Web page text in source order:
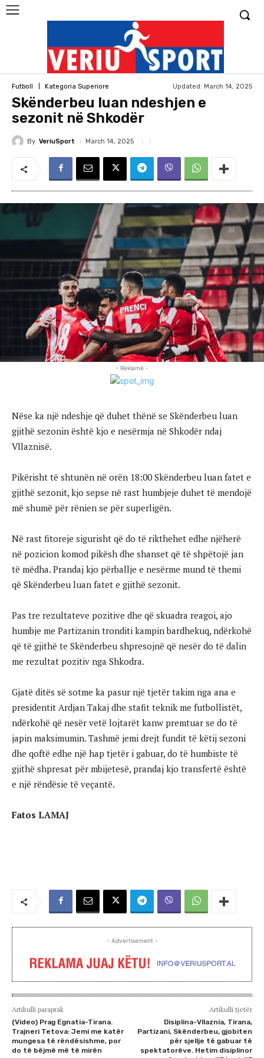
Futboll Kategoria Superiore Updated: March 14, 2025
Skënderbeu luan ndeshjen e
sezonit në Shkodër
By VeriuSport March 14, 2025
- Reklamë -
Nëse ka një ndeshje që duhet thënë se Skënderbeu luan
gjithë sezonin është kjo e nesërmja në Shkodër ndaj
Vllaznisë.
Pikërisht të shtunën në orën 18:00 Skënderbeu luan fatet e
gjithë sezonit, kjo sepse në rast humbjeje duhet të mendojë
më shumë për rënien se për superligën.
Në rast fitoreje sigurisht që do të rikthehet edhe njëherë
në pozicion komod pikësh dhe shanset që të shpëtojë jan
të mëdha. Prandaj kjo përballje e nesërme mund të themi
që Skënderbeu luan fatet e gjithë sezonit.
Pas tre rezultateve pozitive dhe që skuadra reagoi, ajo
humbje me Partizanin tronditi kampin bardhekuq, ndërkohë
që të gjithë te Skënderbeu shpresojnë që nesër do të dalin
me rezultat pozitiv nga Shkodra.
Gjatë ditës së sotme ka pasur një tjetër takim nga ana e
presidentit Ardjan Takaj dhe stafit teknik me futbollistët,
ndërkohë që nesër vetë lojtarët kanw premtuar se do të
japin maksimumin. Tashmë jemi drejt fundit të këtij sezoni
dhe qoftë edhe një hap tjetër i gabuar, do të humbiste të
gjithë shpresat për mbijetesë, prandaj kjo transfertë është
e një rëndësie të veçantë.
Fatos LAMAJ
- Advertisement -
Artikulli paraprak
(Video) Prag Egnatia-Tirana.
Trajneri Tetova: Jemi me katër
mungesa të rëndësishme, por
do të bëjmë më të mirën
Artikulli tjetër
Disiplina-Vllaznia, Tirana,
Partizani, Skënderbeu, gjobiten
për sjellje të gabuar të
spektatorëve. Hetim disiplinor